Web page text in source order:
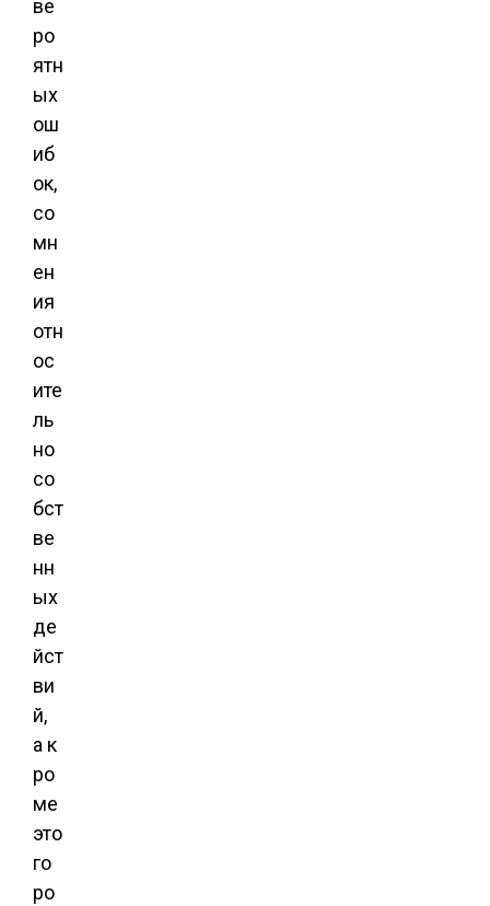
ве
ро
ятн
ых
ош
иб
ок,
со
мн
ен
ия
отн
ос
ите
ль
но
со
бст
ве
нн
ых
де
йст
ви
й,
а к
ро
ме
это
го
ро